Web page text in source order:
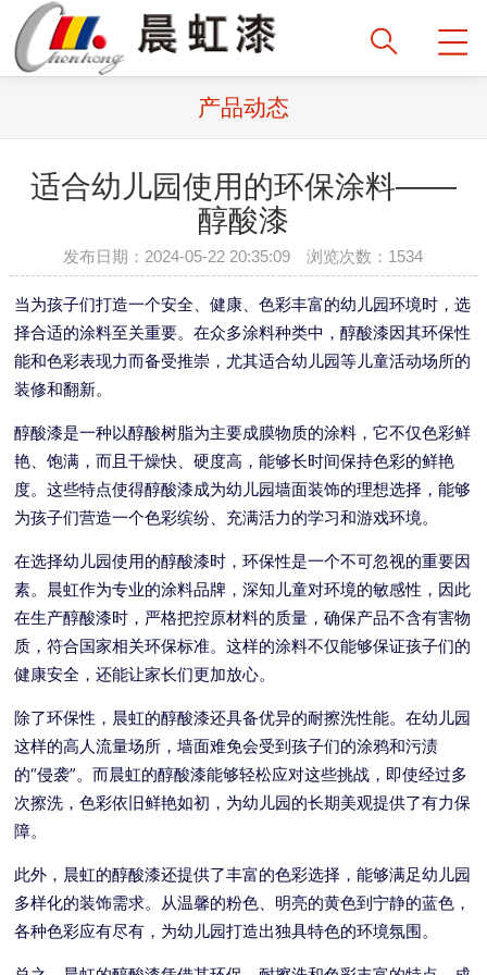
产品动态
适合幼儿园使用的环保涂料——
醇酸漆
发布日期：2024-05-22 20:35:09 浏览次数：1534
当为孩子们打造一个安全、健康、色彩丰富的幼儿园环境时，选
择合适的涂料至关重要。在众多涂料种类中，醇酸漆因其环保性
能和色彩表现力而备受推崇，尤其适合幼儿园等儿童活动场所的
装修和翻新。
醇酸漆是一种以醇酸树脂为主要成膜物质的涂料，它不仅色彩鲜
艳、饱满，而且干燥快、硬度高，能够长时间保持色彩的鲜艳
度。这些特点使得醇酸漆成为幼儿园墙面装饰的理想选择，能够
为孩子们营造一个色彩缤纷、充满活力的学习和游戏环境。
在选择幼儿园使用的醇酸漆时，环保性是一个不可忽视的重要因
素。晨虹作为专业的涂料品牌，深知儿童对环境的敏感性，因此
在生产醇酸漆时，严格把控原材料的质量，确保产品不含有害物
质，符合国家相关环保标准。这样的涂料不仅能够保证孩子们的
健康安全，还能让家长们更加放心。
除了环保性，晨虹的醇酸漆还具备优异的耐擦洗性能。在幼儿园
这样的高人流量场所，墙面难免会受到孩子们的涂鸦和污渍
的“侵袭”。而晨虹的醇酸漆能够轻松应对这些挑战，即使经过多
次擦洗，色彩依旧鲜艳如初，为幼儿园的长期美观提供了有力保
障。
此外，晨虹的醇酸漆还提供了丰富的色彩选择，能够满足幼儿园
多样化的装饰需求。从温馨的粉色、明亮的黄色到宁静的蓝色，
各种色彩应有尽有，为幼儿园打造出独具特色的环境氛围。